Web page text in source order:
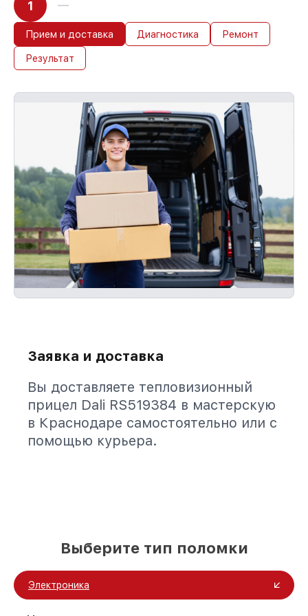
1
Прием и доставка Диагностика Ремонт
Результат
Заявка и доставка
Вы доставляете тепловизионный
прицел Dali RS519384 в мастерскую
в Краснодаре самостоятельно или с
помощью курьера.
Выберите тип поломки
Электроника